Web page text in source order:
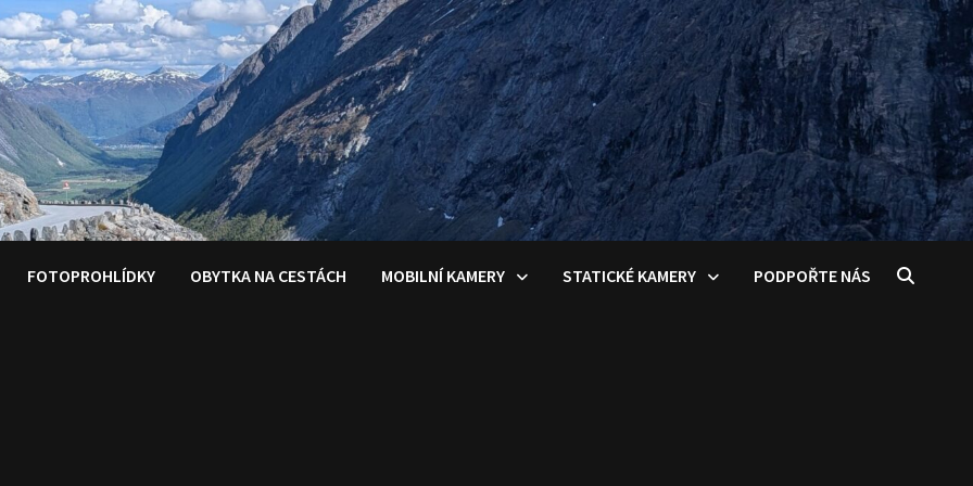
FOTOPROHLÍDKY OBYTKA NA CESTÁCH MOBILNÍ KAMERY STATICKÉ KAMERY PODPOŘTE NÁS